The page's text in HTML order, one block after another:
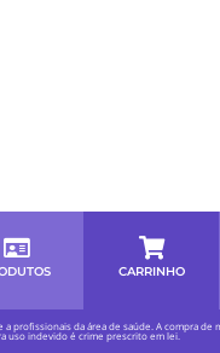
CARRINHO
profissionais da área de saúde. A compra de
uso indevido é crime prescrito em lei.